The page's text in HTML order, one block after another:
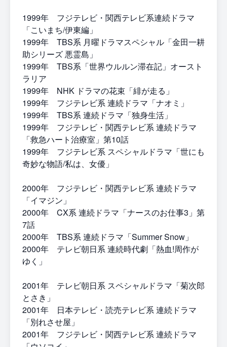
1999年 フジテレビ・関西テレビ系連続ドラマ
「こいまち/伊東編」
1999年 TBS系 月曜ドラマスペシャル「金田一耕
助シリーズ 悪霊島」
1999年 TBS系「世界ウルルン滞在記」オースト
ラリア
1999年 NHK ドラマの花束「緋が走る」
1999年 フジテレビ系 連続ドラマ「ナオミ」
1999年 TBS系 連続ドラマ「独身生活」
1999年 フジテレビ・関西テレビ系 連続ドラマ
「救急ハート治療室」第10話
1999年 フジテレビ系 スペシャルドラマ「世にも
奇妙な物語/私は、女優」
2000年 フジテレビ・関西テレビ系 連続ドラマ
「イマジン」
2000年 CX系 連続ドラマ「ナースのお仕事3」第
7話
2000年 TBS系 連続ドラマ「Summer Snow」
2000年 テレビ朝日系 連続時代劇「熱血!周作が
ゆく」
2001年 テレビ朝日系 スペシャルドラマ「菊次郎
とさき」
2001年 日本テレビ・読売テレビ系 連続ドラマ
「別れさせ屋」
2001年 フジテレビ・関西テレビ系 連続ドラマ